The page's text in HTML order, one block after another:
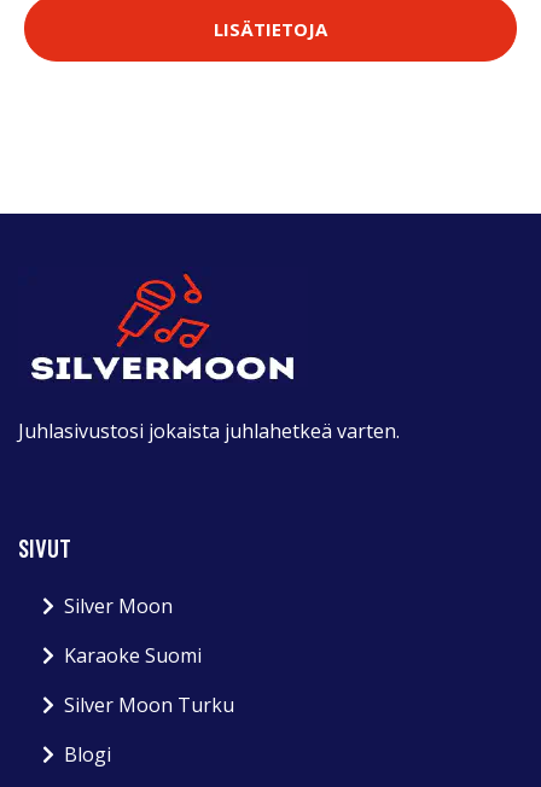
LISÄTIETOJA
Juhlasivustosi jokaista juhlahetkeä varten.
SIVUT
Silver Moon
Karaoke Suomi
Silver Moon Turku
Blogi